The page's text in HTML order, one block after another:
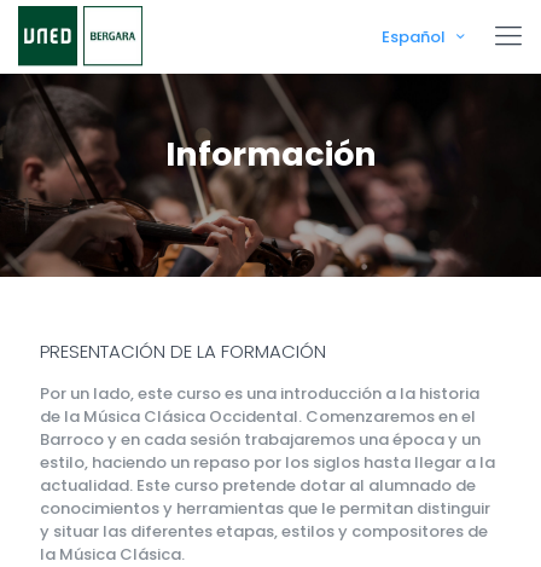
Español
Información
PRESENTACIÓN DE LA FORMACIÓN
Por un lado, este curso es una introducción a la historia
de la Música Clásica Occidental. Comenzaremos en el
Barroco y en cada sesión trabajaremos una época y un
estilo, haciendo un repaso por los siglos hasta llegar a la
actualidad. Este curso pretende dotar al alumnado de
conocimientos y herramientas que le permitan distinguir
y situar las diferentes etapas, estilos y compositores de
la Música Clásica.